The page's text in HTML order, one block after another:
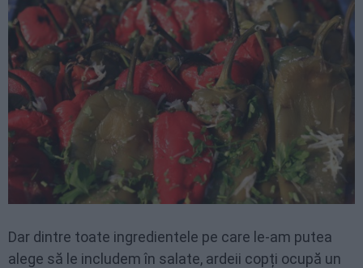
Dar dintre toate ingredientele pe care le-am putea
alege să le includem în salate, ardeii copți ocupă un